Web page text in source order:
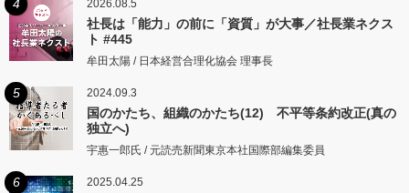
4 2026.08.5
社長は「能力」の前に「資質」が大事／社長業ネクス
ト #445
牟田太陽 / 日本経営合理化協会 理事長
5 2024.09.3
国のかたち、組織のかたち(12) 不平等条約改正(真の
独立へ)
宇惠一郎氏 / 元読売新聞東京本社国際部編集委員
6 2025.04.25